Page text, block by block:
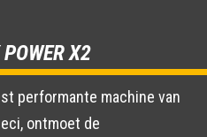
X2
performante machine van
ontmoet de